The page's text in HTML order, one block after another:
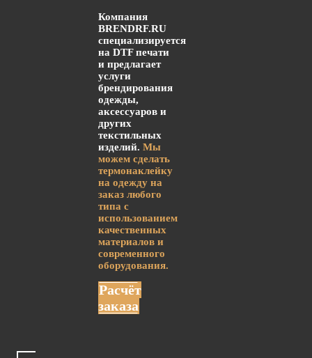
Компания
BRENDRF.RU
специализируется
на DTF печати
и предлагает
услуги
брендирования
одежды,
аксессуаров и
других
текстильных
изделий. Мы
можем сделать
термонаклейку
на одежду на
заказ любого
типа с
использованием
качественных
материалов и
современного
оборудования.
Расчёт
заказа